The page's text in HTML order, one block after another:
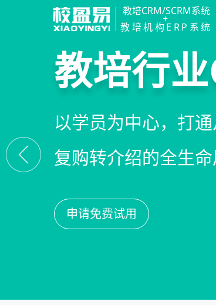
教培CRM/SCRM系统
+
教培机构ERP系统
智能销
线索自动分配、标
析，打造高绩效招
申请免费试用
精细化客
360°学员画像、自
费预警，深度挖掘
申请免费试用
私域招生
集成企微SCRM、
具，实现低成本口
申请免费试用
教培行
以学员为中心，打
复购转介绍的全生
申请免费试用